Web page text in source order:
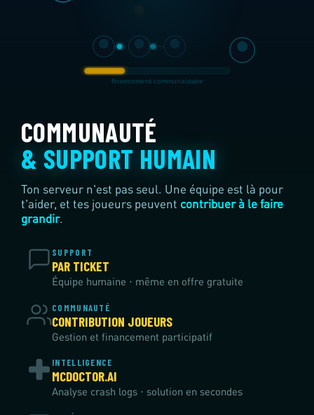
COMMUNAUTÉ
& SUPPORT HUMAIN
Ton serveur n'est pas seul. Une équipe est là pour
t'aider, et tes joueurs peuvent contribuer à le faire
grandir.
SUPPORT
PAR TICKET
Équipe humaine · même en offre gratuite
COMMUNAUTÉ
CONTRIBUTION JOUEURS
Gestion et financement participatif
INTELLIGENCE
MCDOCTOR.AI
Analyse crash logs · solution en secondes